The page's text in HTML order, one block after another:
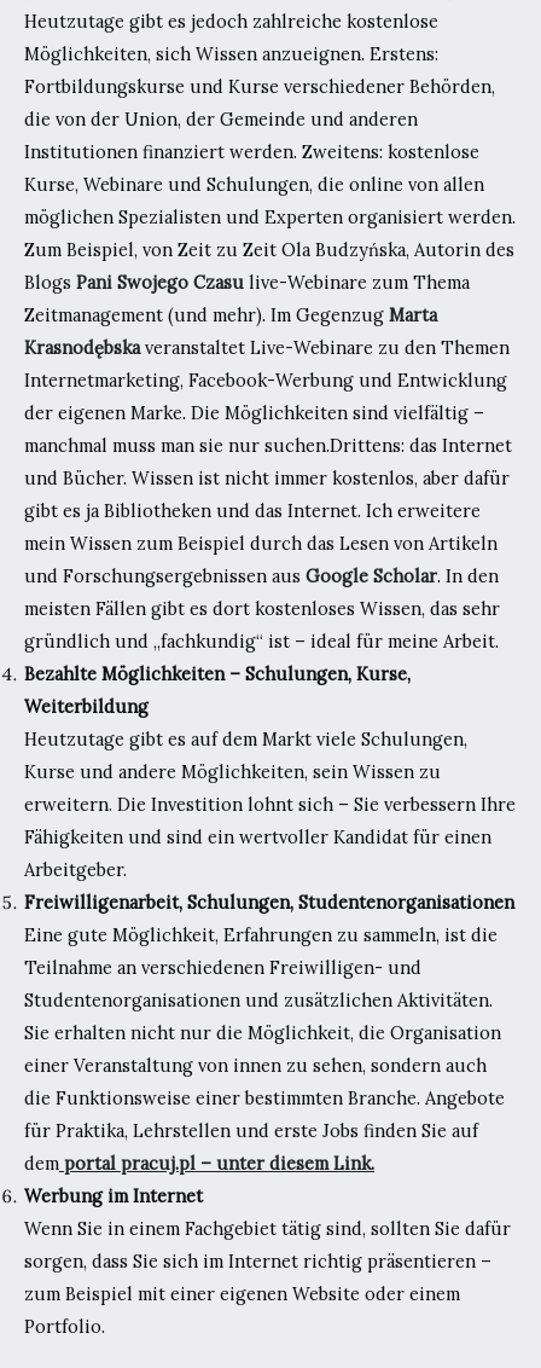
Heutzutage gibt es jedoch zahlreiche kostenlose
Möglichkeiten, sich Wissen anzueignen. Erstens:
Fortbildungskurse und Kurse verschiedener Behörden,
die von der Union, der Gemeinde und anderen
Institutionen finanziert werden. Zweitens: kostenlose
Kurse, Webinare und Schulungen, die online von allen
möglichen Spezialisten und Experten organisiert werden.
Zum Beispiel, von Zeit zu Zeit Ola Budzyńska, Autorin des
Blogs Pani Swojego Czasu live-Webinare zum Thema
Zeitmanagement (und mehr). Im Gegenzug Marta
Krasnodębskaveranstaltet Live-Webinare zu den Themen
Internetmarketing, Facebook-Werbung und Entwicklung
der eigenen Marke. Die Möglichkeiten sind vielfältig –
manchmal muss man sie nur suchen.Drittens: das Internet
und Bücher. Wissen ist nicht immer kostenlos, aber dafür
gibt es ja Bibliotheken und das Internet. Ich erweitere
mein Wissen zum Beispiel durch das Lesen von Artikeln
und Forschungsergebnissen aus Google Scholar. In den
meisten Fällen gibt es dort kostenloses Wissen, das sehr
gründlich und „fachkundig“ ist – ideal für meine Arbeit.
Bezahlte Möglichkeiten – Schulungen, Kurse,
Weiterbildung
Heutzutage gibt es auf dem Markt viele Schulungen,
Kurse und andere Möglichkeiten, sein Wissen zu
erweitern. Die Investition lohnt sich – Sie verbessern Ihre
Fähigkeiten und sind ein wertvoller Kandidat für einen
Arbeitgeber.
Freiwilligenarbeit, Schulungen, Studentenorganisationen
Eine gute Möglichkeit, Erfahrungen zu sammeln, ist die
Teilnahme an verschiedenen Freiwilligen- und
Studentenorganisationen und zusätzlichen Aktivitäten.
Sie erhalten nicht nur die Möglichkeit, die Organisation
einer Veranstaltung von innen zu sehen, sondern auch
die Funktionsweise einer bestimmten Branche. Angebote
für Praktika, Lehrstellen und erste Jobs finden Sie auf
dem portal pracuj.pl – unter diesem Link.
Werbung im Internet
Wenn Sie in einem Fachgebiet tätig sind, sollten Sie dafür
sorgen, dass Sie sich im Internet richtig präsentieren –
zum Beispiel mit einer eigenen Website oder einem
Portfolio.